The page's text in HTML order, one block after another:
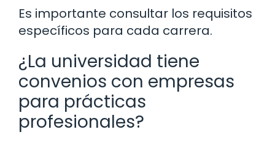
Es importante consultar los requisitos
específicos para cada carrera.
¿La universidad tiene
convenios con empresas
para prácticas
profesionales?